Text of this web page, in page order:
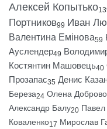
Алексей Копытько
Портников99 Иван
Валентина Емінова59
Ауслендер49
Костянтин Машовець40
Прозапас35 Денис
Береза24 Олена
Александр Балу20 Павел
Коваленко17 Мирослав